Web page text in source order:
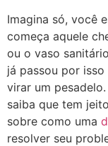
Imagina só, você
começa aquele
ou o vaso
já passou por
virar um
saiba que tem
sobre como uma
resolver seu